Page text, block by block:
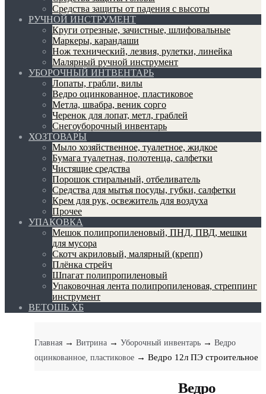
Средства защиты от падения с высоты
РУЧНОЙ ИНСТРУМЕНТ
Круги отрезные, зачистные, шлифовальные
Маркеры, карандаши
Нож технический, лезвия, рулетки, линейка
Малярный ручной инструмент
УБОРОЧНЫЙ ИНТВЕНТАРЬ
Лопаты, грабли, вилы
Ведро оцинкованное, пластиковое
Метла, швабра, веник сорго
Черенок для лопат, метл, граблей
Снегоуборочный инвентарь
ХОЗТОВАРЫ
Мыло хозяйственное, туалетное, жидкое
Бумага туалетная, полотенца, салфетки
Чистящие средства
Порошок стиральный, отбеливатель
Средства для мытья посуды, губки, салфетки
Крем для рук, освежитель для воздуха
Прочее
УПАКОВКА
Мешок полипропиленовый, ПНД, ПВД, мешки
для мусора
Скотч акриловый, малярный (крепп)
Плёнка стрейч
Шпагат полипропиленовый
Упаковочная лента полипропиленовая, стреппинг
инструмент
ВЕТОШЬ ХБ
Главная → Витрина → Уборочный инвентарь → Ведро
оцинкованное, пластиковое → Ведро 12л ПЭ строительное
Ведро